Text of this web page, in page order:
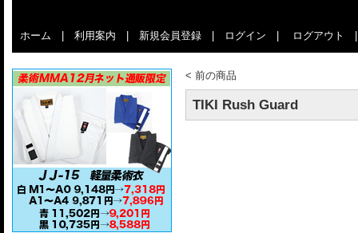
ホーム 利用案内 新規会員登録 ログイン ログアウト
< 前の商品
TIKI Rush Guard